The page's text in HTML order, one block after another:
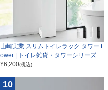
山崎実業 スリムトイレラック タワー t
ower | トイレ雑貨・タワーシリーズ
¥6,200(税込)
10